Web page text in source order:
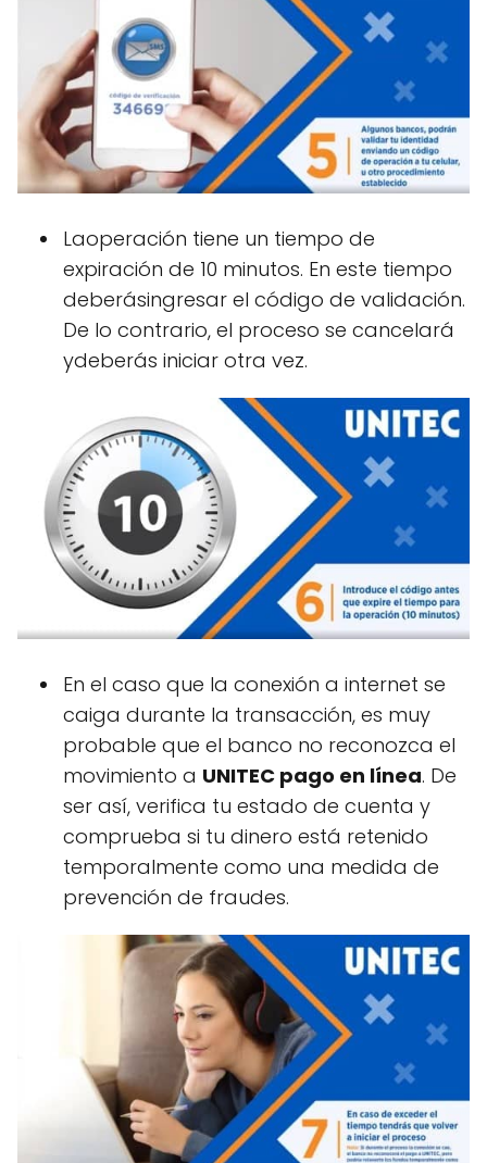
Laoperación tiene un tiempo de
expiración de 10 minutos. En este tiempo
deberásingresar el código de validación.
De lo contrario, el proceso se cancelará
ydeberás iniciar otra vez.
En el caso que la conexión a internet se
caiga durante la transacción, es muy
probable que el banco no reconozca el
movimiento a UNITEC pago en línea. De
ser así, verifica tu estado de cuenta y
comprueba si tu dinero está retenido
temporalmente como una medida de
prevención de fraudes.